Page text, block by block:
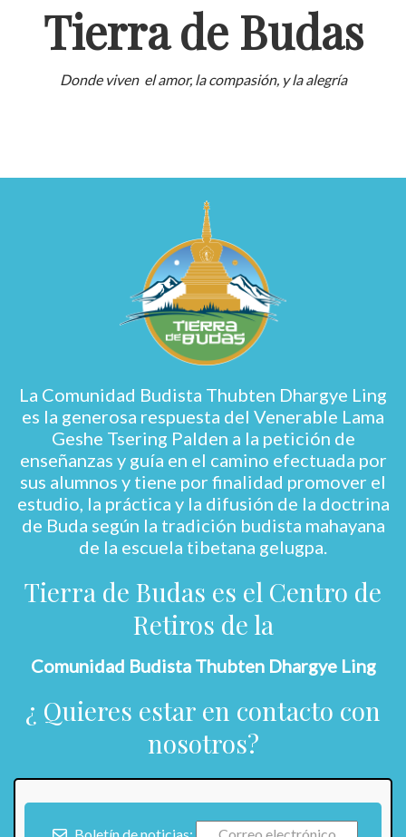
Tierra de Budas
Donde viven el amor, la compasión, y la alegría
La Comunidad Budista Thubten Dhargye Ling
es la generosa respuesta del Venerable Lama
Geshe Tsering Palden a la petición de
enseñanzas y guía en el camino efectuada por
sus alumnos y tiene por finalidad promover el
estudio, la práctica y la difusión de la doctrina
de Buda según la tradición budista mahayana
de la escuela tibetana gelugpa.
Tierra de Budas es el Centro de
Retiros de la
Comunidad Budista Thubten Dhargye Ling
¿ Quieres estar en contacto con
nosotros?